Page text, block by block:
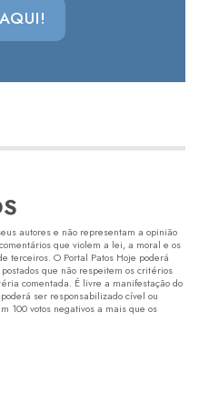
autores e não representam a opinião
que violem a lei, a moral e os
terceiros. O Portal Patos Hoje poderá
que não respeitem os critérios
comentada. É livre a manifestação do
ser responsabilizado cível ou
100 votos negativos a mais que os